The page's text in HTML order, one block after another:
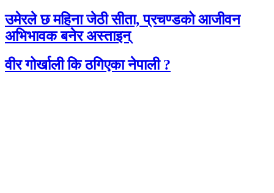
उमेरले छ महिना जेठी सीता, प्रचण्डको आजीवन
अभिभावक बनेर अस्ताइन्
वीर गोर्खाली कि ठगिएका नेपाली ?